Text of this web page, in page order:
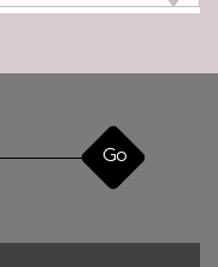
Go